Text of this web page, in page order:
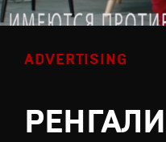
ADVERTISING